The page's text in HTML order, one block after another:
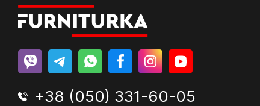
+38 (050) 331-60-05